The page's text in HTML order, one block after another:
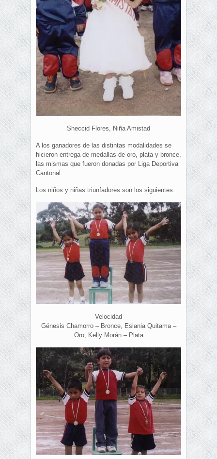
Sheccid Flores, Niña Amistad
A los ganadores de las distintas modalidades se
hicieron entrega de medallas de oro, plata y bronce,
las mismas que fueron donadas por Liga Deportiva
Cantonal.
Los niños y niñas triunfadores son los siguientes:
Velocidad
Génesis Chamorro – Bronce, Eslania Quitama –
Oro, Kelly Morán – Plata